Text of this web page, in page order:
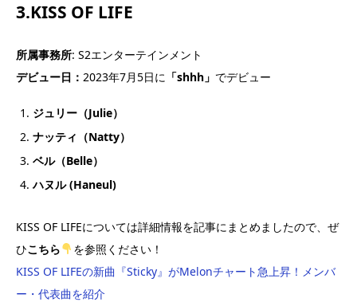
3.KISS OF LIFE
所属事務所: S2エンターテインメント
デビュー日： 2023年7月5日に 「shhh」 でデビュー
ジュリー（Julie）
ナッティ（Natty）
ベル（Belle）
ハヌル (Haneul)
KISS OF LIFEについては詳細情報を記事にまとめましたので、ぜ
ひこちら
を参照ください！
KISS OF LIFEの新曲『Sticky』がMelonチャート急上昇！メンバ
ー・代表曲を紹介